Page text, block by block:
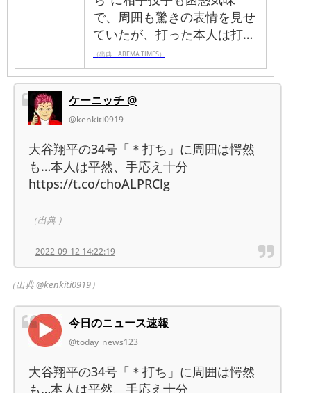
で、周囲も驚きの表情を見せ
ていたが、打った本人は打…
（出典：ABEMA TIMES）
ケーニッチ @
@kenkiti0919
大谷翔平の34号「＊打ち」に周囲は愕然
も…本人は平然、手応え十分
https://t.co/choALPRClg
（出典 ）
2022-09-12 14:22:19
（出典 @kenkiti0919）
今日のニュース速報
@today_news123
大谷翔平の34号「＊打ち」に周囲は愕然
も…本人は平然、手応え十分